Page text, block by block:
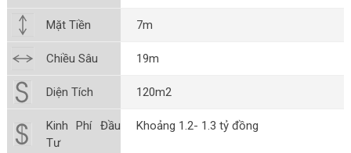
Mặt Tiền 7m
Chiều Sâu 19m
Diện Tích 120m2
Kinh Phí Đầu
Tư
Khoảng 1.2- 1.3 tỷ đồng